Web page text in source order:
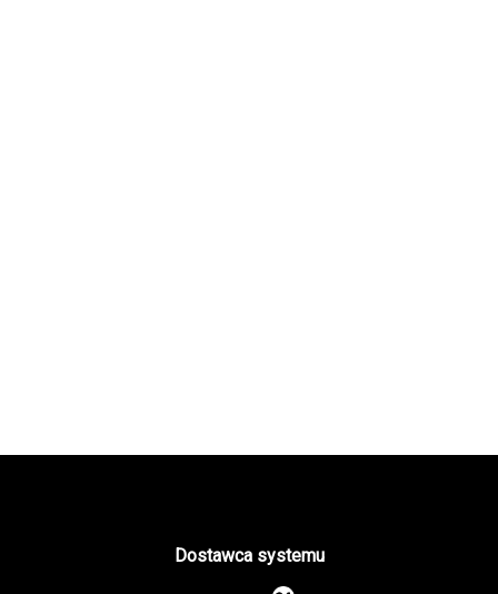
Dostawca systemu